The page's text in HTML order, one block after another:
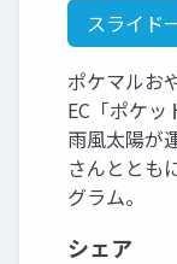
スライド
ポケマルお
EC「ポケ
雨風太陽が
さんととも
グラム。
シェア